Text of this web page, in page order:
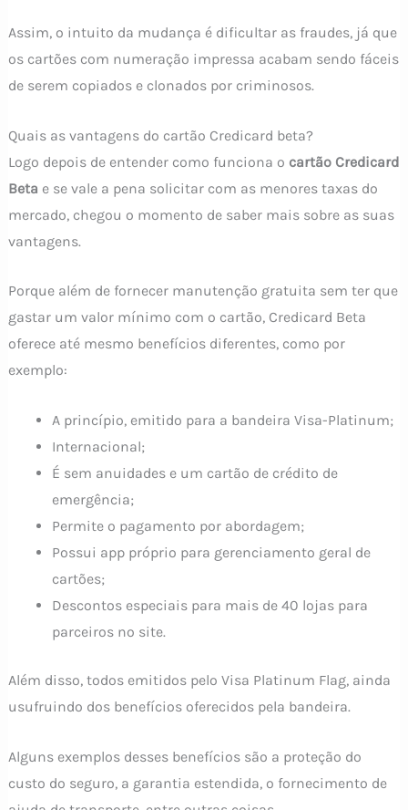
Assim, o intuito da mudança é dificultar as fraudes, já que
os cartões com numeração impressa acabam sendo fáceis
de serem copiados e clonados por criminosos.
Quais as vantagens do cartão Credicard beta?
Logo depois de entender como funciona o cartão Credicard
Beta e se vale a pena solicitar com as menores taxas do
mercado, chegou o momento de saber mais sobre as suas
vantagens.
Porque além de fornecer manutenção gratuita sem ter que
gastar um valor mínimo com o cartão, Credicard Beta
oferece até mesmo benefícios diferentes, como por
exemplo:
A princípio, emitido para a bandeira Visa-Platinum;
Internacional;
É sem anuidades e um cartão de crédito de
emergência;
Permite o pagamento por abordagem;
Possui app próprio para gerenciamento geral de
cartões;
Descontos especiais para mais de 40 lojas para
parceiros no site.
Além disso, todos emitidos pelo Visa Platinum Flag, ainda
usufruindo dos benefícios oferecidos pela bandeira.
Alguns exemplos desses benefícios são a proteção do
custo do seguro, a garantia estendida, o fornecimento de